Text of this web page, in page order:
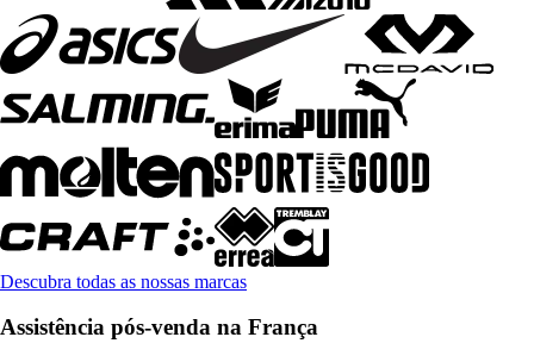
Descubra todas as nossas marcas
Assistência pós-venda na França